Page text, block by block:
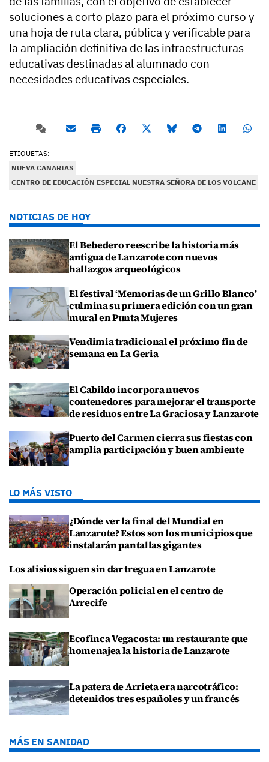
soluciones a corto plazo para el próximo curso y
una hoja de ruta clara, pública y verificable para
la ampliación definitiva de las infraestructuras
educativas destinadas al alumnado con
necesidades educativas especiales.
ETIQUETAS:
NUEVA CANARIAS
CENTRO DE EDUCACIÓN ESPECIAL NUESTRA SEÑORA DE LOS VOLCANE
NOTICIAS DE HOY
El Bebedero reescribe la historia más
antigua de Lanzarote con nuevos
hallazgos arqueológicos
El festival ‘Memorias de un Grillo Blanco’
culmina su primera edición con un gran
mural en Punta Mujeres
Vendimia tradicional el próximo fin de
semana en La Geria
El Cabildo incorpora nuevos
contenedores para mejorar el transporte
de residuos entre La Graciosa y Lanzarote
Puerto del Carmen cierra sus fiestas con
amplia participación y buen ambiente
LO MÁS VISTO
¿Dónde ver la final del Mundial en
Lanzarote? Estos son los municipios que
instalarán pantallas gigantes
Los alisios siguen sin dar tregua en Lanzarote
Operación policial en el centro de
Arrecife
Ecofinca Vegacosta: un restaurante que
homenajea la historia de Lanzarote
La patera de Arrieta era narcotráfico:
detenidos tres españoles y un francés
MÁS EN SANIDAD